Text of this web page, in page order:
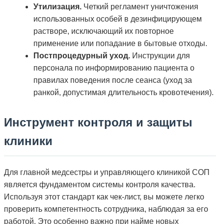
Утилизация. Четкий регламент уничтожения
использованных особей в дезинфицирующем
растворе, исключающий их повторное
применение или попадание в бытовые отходы.
Постпроцедурный уход. Инструкции для
персонала по информированию пациента о
правилах поведения после сеанса (уход за
ранкой, допустимая длительность кровотечения).
Инструмент контроля и защиты
клиники
Для главной медсестры и управляющего клиникой СОП
является фундаментом системы контроля качества.
Используя этот стандарт как чек-лист, вы можете легко
проверить компетентность сотрудника, наблюдая за его
работой. Это особенно важно при найме новых